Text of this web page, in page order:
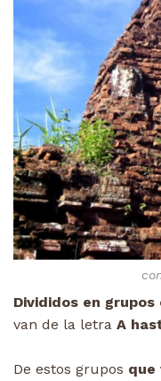
Divididos en
van de la letra A
De estos grupos que